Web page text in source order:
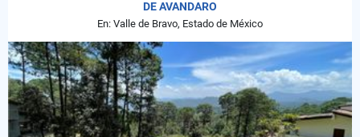
DE AVANDARO
En: Valle de Bravo, Estado de México